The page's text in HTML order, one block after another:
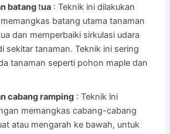
batangtua : Teknik ini dilakukan
batang utama tanaman
dan memperbaiki sirkulasi udara
sekitar tanaman. Teknik ini sering
tanaman seperti pohon maple dan
cabang ramping : Teknik ini
memangkas cabang-cabang
atau mengarah ke bawah, untuk